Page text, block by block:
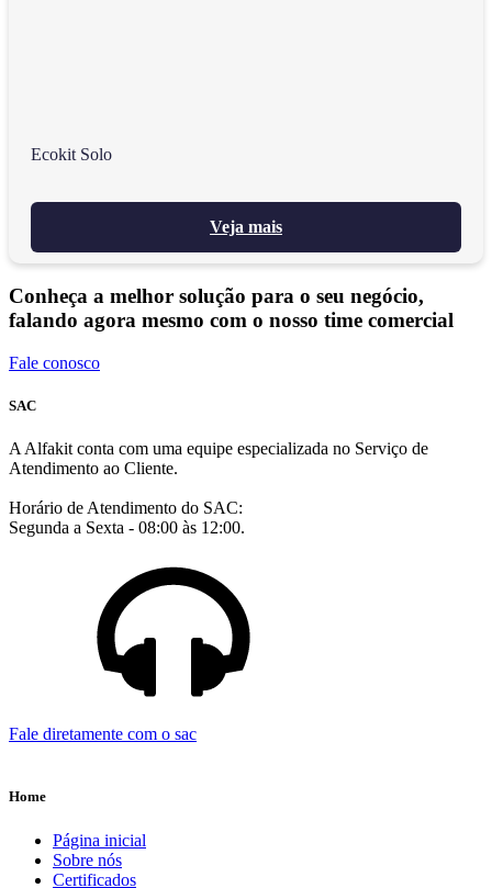
Ecokit Solo
Veja mais
Conheça a melhor solução para o seu negócio,
falando agora mesmo com o nosso time comercial
Fale conosco
SAC
A Alfakit conta com uma equipe especializada no Serviço de
Atendimento ao Cliente.
Horário de Atendimento do SAC:
Segunda a Sexta - 08:00 às 12:00.
Fale diretamente com o sac
Home
Página inicial
Sobre nós
Certificados